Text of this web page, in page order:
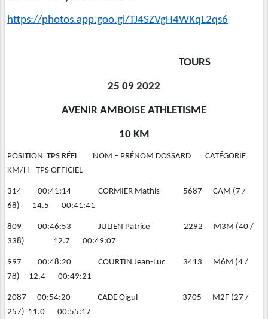
https://photos.app.goo.gl/TJ4SZVgH4WKqL2qs6
TOURS
25 09 2022
AVENIR AMBOISE ATHLETISME
10 KM
POSITION TPS RÉEL NOM – PRÉNOM DOSSARD CATÉGORIE
KM/H TPS OFFICIEL
314 00:41:14 CORMIER Mathis 5687 CAM (7 /
68) 14.5 00:41:41
809 00:46:53 JULIEN Patrice 2292 M3M (40 /
338) 12.7 00:49:07
997 00:48:20 COURTIN Jean-Luc 3413 M6M (4 /
78) 12.4 00:49:21
2087 00:54:20 CADE Oigul 3705 M2F (27 /
257) 11.0 00:55:17